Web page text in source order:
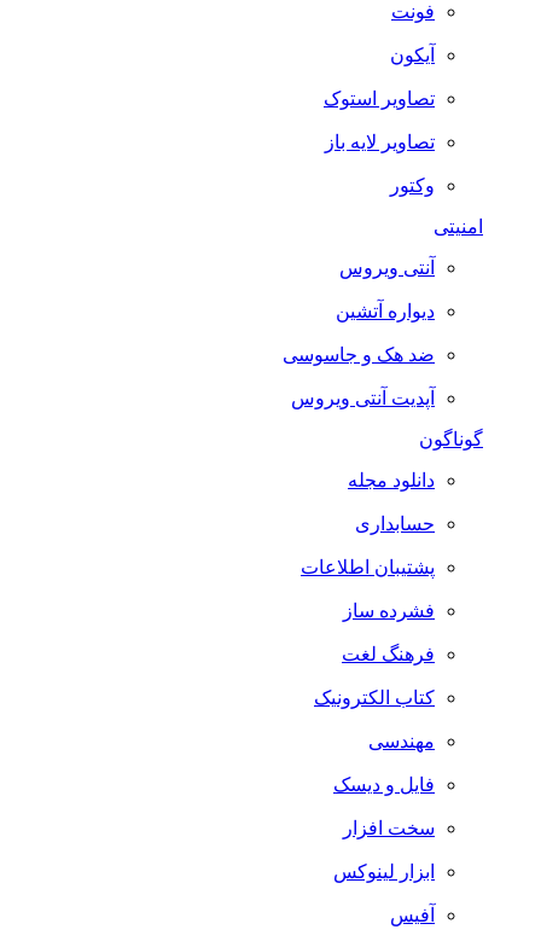
فونت
آیکون
تصاویر استوک
تصاویر لایه باز
وکتور
امنیتی
آنتی ویروس
دیواره آتشین
ضد هک و جاسوسی
آپدیت آنتی ویروس
گوناگون
دانلود مجله
حسابداری
پشتیبان اطلاعات
فشرده ساز
فرهنگ لغت
کتاب الکترونیک
مهندسی
فایل و دیسک
سخت افزار
ابزار لینوکس
آفیس